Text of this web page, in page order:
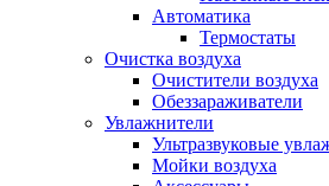
Автоматика
Термостаты
Очистка воздуха
Очистители воздуха
Обеззараживатели
Увлажнители
Ультразвуковые
Мойки воздуха